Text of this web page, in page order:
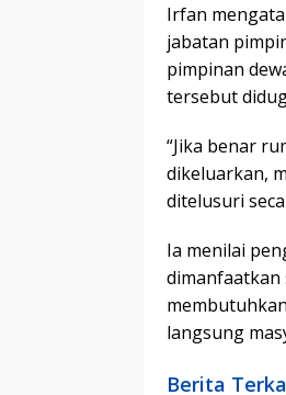
Irfan
jabatan
pimpinan
tersebut
“Jika benar
dikeluarkan,
ditelusuri
Ia menilai
dimanfaatkan
langsung
Berita